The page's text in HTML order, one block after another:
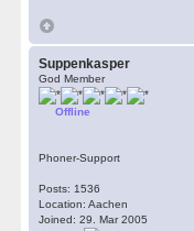
Suppenkasper
God Member
Offline
Phoner-Support
Posts: 1536
Location: Aachen
Joined: 29. Mar 2005